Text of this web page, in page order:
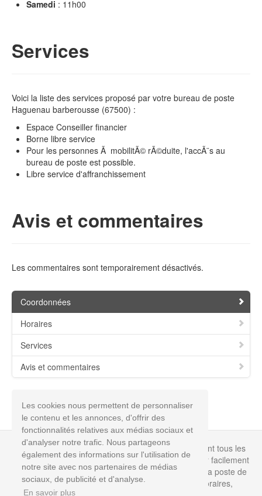
Les cookies nous permettent de personnaliser
le contenu et les annonces, d'offrir des
fonctionnalités relatives aux médias sociaux et
d'analyser notre trafic. Nous partageons
également des informations sur l'utilisation de
notre site avec nos partenaires de médias
sociaux, de publicité et d'analyse.
En savoir plus
Samedi : 11h00
Services
Voici la liste des services proposé par votre bureau de poste
Haguenau barberousse (67500) :
Espace Conseiller financier
Borne libre service
Pour les personnes Ã mobilitÃ© rÃ©duite, l'accÃ¨s au
bureau de poste est possible.
Libre service d'affranchissement
Avis et commentaires
Les commentaires sont temporairement désactivés.
Coordonnées
Horaires
Services
Avis et commentaires
Info-poste.biz est un annuaire non officiel répertoriant tous les
bureaux de poste en France permettant de retrouver facilement
toutes les informations dont vous avez besoin pour la poste de
votre choix près de chez vous : coordonnées, horaires,